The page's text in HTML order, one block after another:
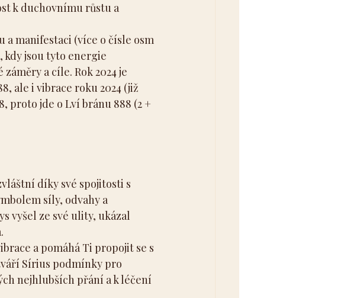
k duchovnímu růstu a
manifestaci (více o čísle osm
kdy jsou tyto energie
a cíle. Rok 2024 je
ale i vibrace roku 2024 (již
proto jde o Lví bránu 888 (2 +
díky své spojitosti s
síly, odvahy a
vyšel ze své ulity, ukázal
a pomáhá Ti propojit se s
Sírius podmínky pro
nejhlubších přání a k léčení